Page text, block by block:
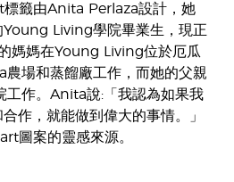
籤由Anita Perlaza設計，她
Young Living學院畢業生，現正
媽媽在Young Living位於厄瓜
場和蒸餾廠工作，而她的父親
作。Anita說:「我認為如果我
作，就能做到偉大的事情。」
圖案的靈感來源。